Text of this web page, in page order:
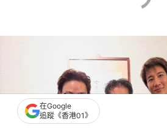
在Google
追蹤《香港01》